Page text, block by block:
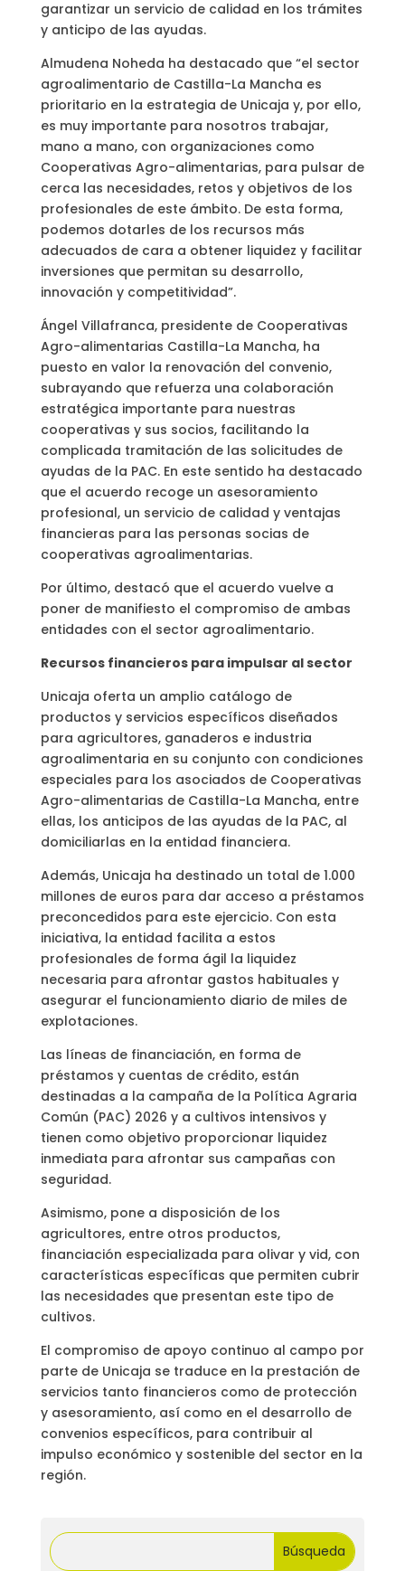
garantizar un servicio de calidad en los trámites
y anticipo de las ayudas.
Almudena Noheda ha destacado que “el sector
agroalimentario de Castilla-La Mancha es
prioritario en la estrategia de Unicaja y, por ello,
es muy importante para nosotros trabajar,
mano a mano, con organizaciones como
Cooperativas Agro-alimentarias, para pulsar de
cerca las necesidades, retos y objetivos de los
profesionales de este ámbito. De esta forma,
podemos dotarles de los recursos más
adecuados de cara a obtener liquidez y facilitar
inversiones que permitan su desarrollo,
innovación y competitividad”.
Ángel Villafranca, presidente de Cooperativas
Agro-alimentarias Castilla-La Mancha, ha
puesto en valor la renovación del convenio,
subrayando que refuerza una colaboración
estratégica importante para nuestras
cooperativas y sus socios, facilitando la
complicada tramitación de las solicitudes de
ayudas de la PAC. En este sentido ha destacado
que el acuerdo recoge un asesoramiento
profesional, un servicio de calidad y ventajas
financieras para las personas socias de
cooperativas agroalimentarias.
Por último, destacó que el acuerdo vuelve a
poner de manifiesto el compromiso de ambas
entidades con el sector agroalimentario.
Recursos financieros para impulsar al sector
Unicaja oferta un amplio catálogo de
productos y servicios específicos diseñados
para agricultores, ganaderos e industria
agroalimentaria en su conjunto con condiciones
especiales para los asociados de Cooperativas
Agro-alimentarias de Castilla-La Mancha, entre
ellas, los anticipos de las ayudas de la PAC, al
domiciliarlas en la entidad financiera.
Además, Unicaja ha destinado un total de 1.000
millones de euros para dar acceso a préstamos
preconcedidos para este ejercicio. Con esta
iniciativa, la entidad facilita a estos
profesionales de forma ágil la liquidez
necesaria para afrontar gastos habituales y
asegurar el funcionamiento diario de miles de
explotaciones.
Las líneas de financiación, en forma de
préstamos y cuentas de crédito, están
destinadas a la campaña de la Política Agraria
Común (PAC) 2026 y a cultivos intensivos y
tienen como objetivo proporcionar liquidez
inmediata para afrontar sus campañas con
seguridad.
Asimismo, pone a disposición de los
agricultores, entre otros productos,
financiación especializada para olivar y vid, con
características específicas que permiten cubrir
las necesidades que presentan este tipo de
cultivos.
El compromiso de apoyo continuo al campo por
parte de Unicaja se traduce en la prestación de
servicios tanto financieros como de protección
y asesoramiento, así como en el desarrollo de
convenios específicos, para contribuir al
impulso económico y sostenible del sector en la
región.